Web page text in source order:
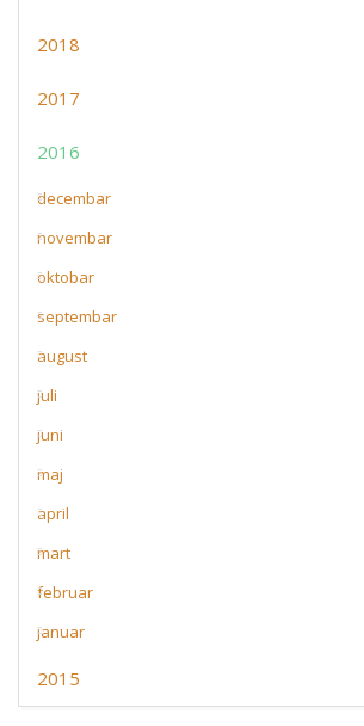
2018
2017
2016
decembar
novembar
oktobar
septembar
august
juli
juni
maj
april
mart
februar
januar
2015